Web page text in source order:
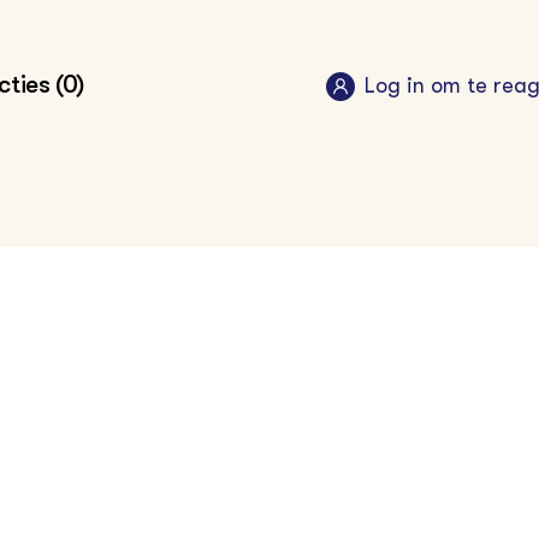
(0) Log in om te